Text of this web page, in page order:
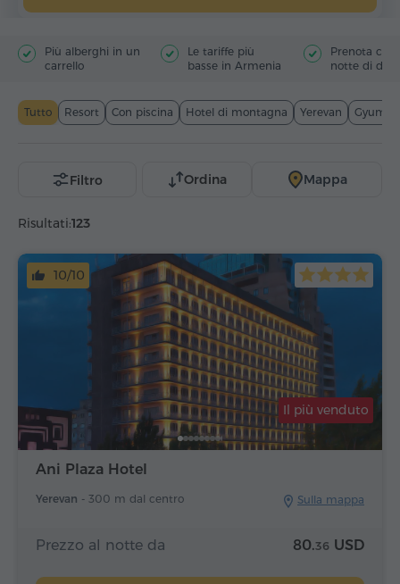
Più alberghi in un
carrello
Le tariffe più
basse in Armenia
Prenota con
notte di
Tutto Resort Con piscina Hotel di montagna Yerevan Gyumri
Risultati:123
Filtro Ordina Mappa
Ani Plaza Hotel
Yerevan - 300 m dal centro Sulla mappa
Il più venduto
10/10
Prezzo al notte da 80.36 USD